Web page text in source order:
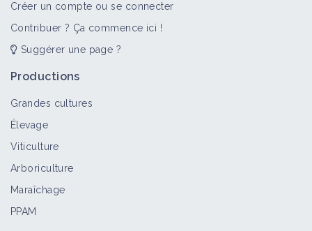
Créer un compte ou se connecter
Contribuer ? Ça commence ici !
Suggérer une page ?
Productions
Grandes cultures
Élevage
Viticulture
Arboriculture
Maraîchage
PPAM